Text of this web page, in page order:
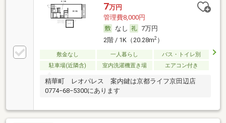
7万円
管理費8,000円
なし
7万円
2階 / 1K（20.28m2）
敷金なし 一人暮らし
バス・トイレ別
駐車場(近隣含)
室内洗濯機置き場 エアコン付き
精華町 レオパレス 案内鍵は京都ライフ京田辺店
0774−68−5300にあります